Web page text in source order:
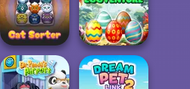
Online Selfie
Stories
Ghoulish To
Gorgeous Cool
Zomb...